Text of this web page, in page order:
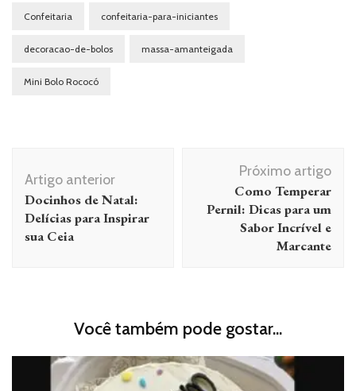
Confeitaria confeitaria-para-iniciantes
decoracao-de-bolos massa-amanteigada
Mini Bolo Rococó
de
post
Artigo anterior
Docinhos de Natal:
Delícias para Inspirar
sua Ceia
Próximo artigo
Como Temperar
Pernil: Dicas para um
Sabor Incrível e
Marcante
Você também pode gostar...